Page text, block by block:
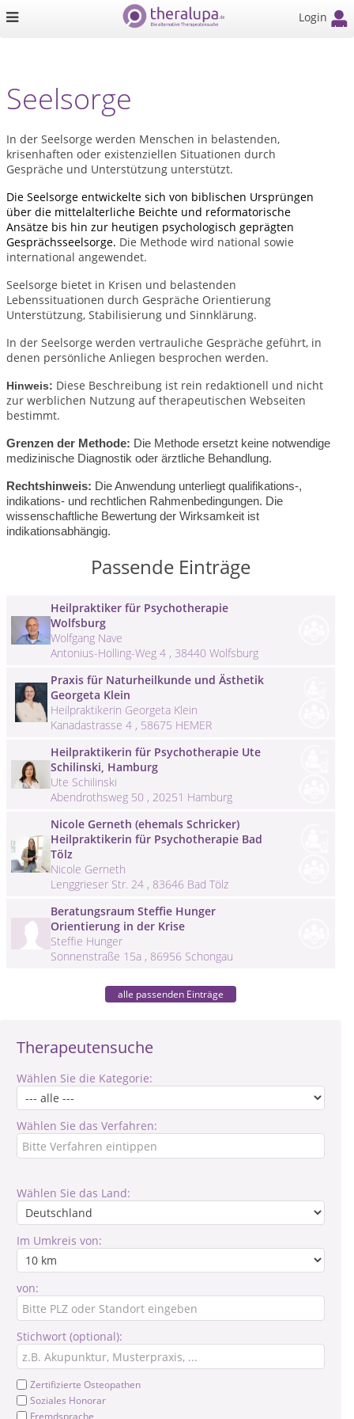
Login
Therapeutensuche
Wählen Sie die Kategorie:
Wählen Sie das Verfahren:
Wählen Sie das Land:
Im Umkreis von:
von:
Stichwort (optional):
Zertifizierte Osteopathen
Soziales Honorar
Fremdsprache
Seelsorge
In der Seelsorge werden Menschen in belastenden,
krisenhaften oder existenziellen Situationen durch
Gespräche und Unterstützung unterstützt.
Die Seelsorge entwickelte sich von biblischen Ursprüngen
über die mittelalterliche Beichte und reformatorische
Ansätze bis hin zur heutigen psychologisch geprägten
Gesprächsseelsorge. Die Methode wird national sowie
international angewendet.
Seelsorge bietet in Krisen und belastenden
Lebenssituationen durch Gespräche Orientierung
Unterstützung, Stabilisierung und Sinnklärung.
In der Seelsorge werden vertrauliche Gespräche geführt, in
denen persönliche Anliegen besprochen werden.
Hinweis: Diese Beschreibung ist rein redaktionell und nicht
zur werblichen Nutzung auf therapeutischen Webseiten
bestimmt.
Grenzen der Methode: Die Methode ersetzt keine notwendige
medizinische Diagnostik oder ärztliche Behandlung.
Rechtshinweis: Die Anwendung unterliegt qualifikations-,
indikations- und rechtlichen Rahmenbedingungen. Die
wissenschaftliche Bewertung der Wirksamkeit ist
indikationsabhängig.
Passende Einträge
Heilpraktiker für Psychotherapie
Wolfsburg
Wolfgang Nave
Antonius-Holling-Weg 4 , 38440 Wolfsburg
Praxis für Naturheilkunde und Ästhetik
Georgeta Klein
Heilpraktikerin Georgeta Klein
Kanadastrasse 4 , 58675 HEMER
Heilpraktikerin für Psychotherapie Ute
Schilinski, Hamburg
Ute Schilinski
Abendrothsweg 50 , 20251 Hamburg
Nicole Gerneth (ehemals Schricker)
Heilpraktikerin für Psychotherapie Bad
Tölz
Nicole Gerneth
Lenggrieser Str. 24 , 83646 Bad Tölz
Beratungsraum Steffie Hunger
Orientierung in der Krise
Steffie Hunger
Sonnenstraße 15a , 86956 Schongau
alle passenden Einträge